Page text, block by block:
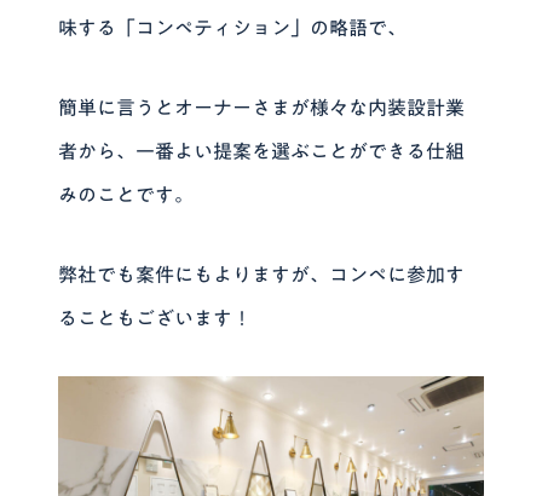
味する「コンペティション」の略語で、
簡単に言うとオーナーさまが様々な内装設計業
者から、一番よい提案を選ぶことができる仕組
みのことです。
弊社でも案件にもよりますが、コンペに参加す
ることもございます！